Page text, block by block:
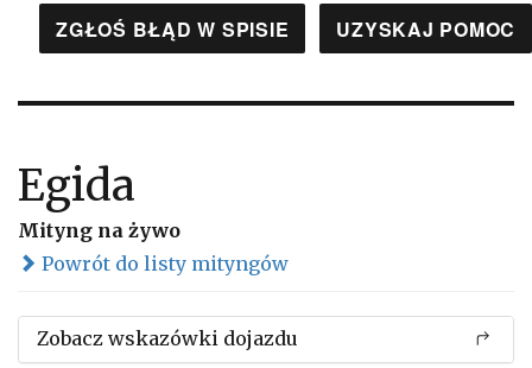
ZGŁOŚ BŁĄD W SPISIE UZYSKAJ POMOC
Egida
Mityng na żywo
Powrót do listy mityngów
Zobacz wskazówki dojazdu